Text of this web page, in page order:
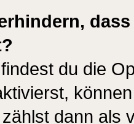
du die
dann als